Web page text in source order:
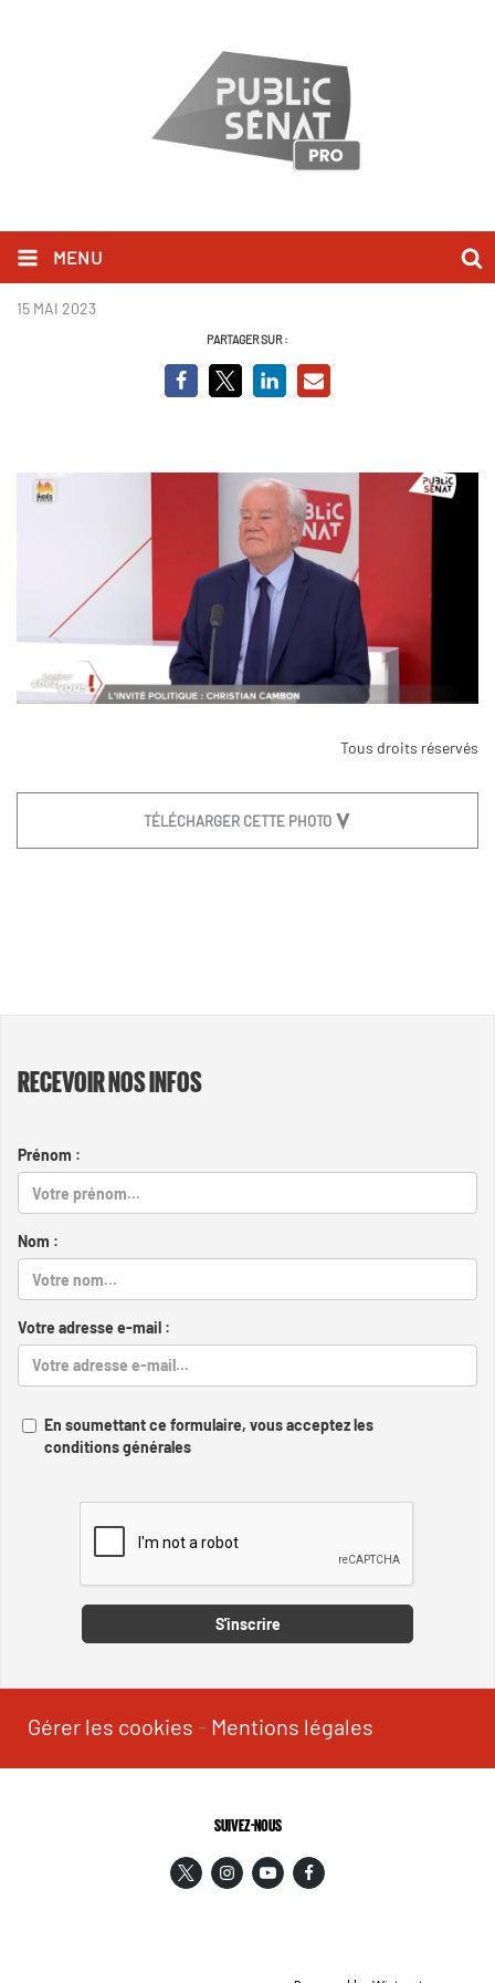
MENU
Christian Cambon.jpg
15 MAI 2023
PARTAGER SUR :
Tous droits réservés
TÉLÉCHARGER CETTE PHOTO
RECEVOIR NOS INFOS
Prénom :
Nom :
Votre adresse e-mail :
En soumettant ce formulaire, vous acceptez les
conditions générales
S'inscrire
Gérer les cookies - Mentions légales
SUIVEZ-NOUS